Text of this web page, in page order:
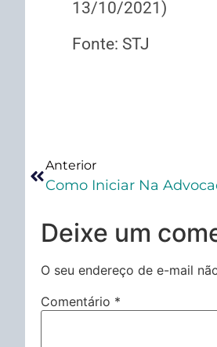
13/10/2021)
Fonte: STJ
Anterior
Deixe um
O seu endereço de e-mail
Comentário *